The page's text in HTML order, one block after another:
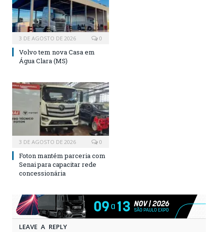
3 DE AGOSTO DE 2026 0
Volvo tem nova Casa em
Água Clara (MS)
3 DE AGOSTO DE 2026 0
Foton mantém parceria com
Senai para capacitar rede
concessionária
LEAVE A REPLY